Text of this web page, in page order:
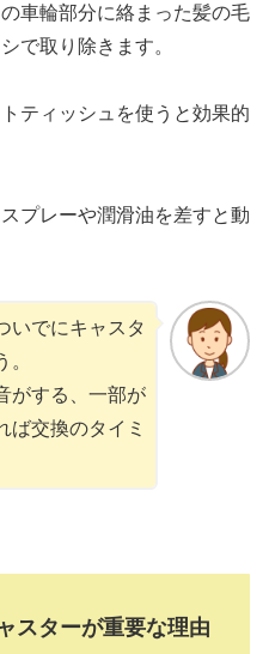
車輪部分に絡まった髪の毛
で取り除きます。
ティッシュを使うと効果的
プレーや潤滑油を差すと動
いでにキャスタ
がする、一部が
ば交換のタイミ
スターが重要な理由